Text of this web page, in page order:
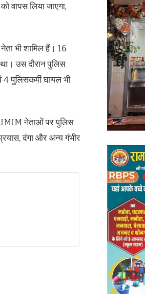
वापस लिया जाएगा,
भी शामिल हैं। 16
उस दौरान पुलिस
पुलिसकर्मी घायल भी
नेताओं पर पुलिस
दंगा और अन्य गंभीर